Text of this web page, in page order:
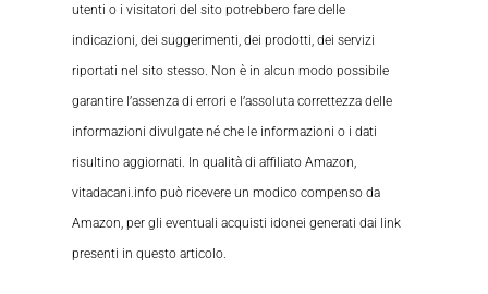
utenti o i visitatori del sito potrebbero fare delle
indicazioni, dei suggerimenti, dei prodotti, dei servizi
riportati nel sito stesso. Non è in alcun modo possibile
garantire l’assenza di errori e l’assoluta correttezza delle
informazioni divulgate né che le informazioni o i dati
risultino aggiornati. In qualità di affiliato Amazon,
vitadacani.info può ricevere un modico compenso da
Amazon, per gli eventuali acquisti idonei generati dai link
presenti in questo articolo.